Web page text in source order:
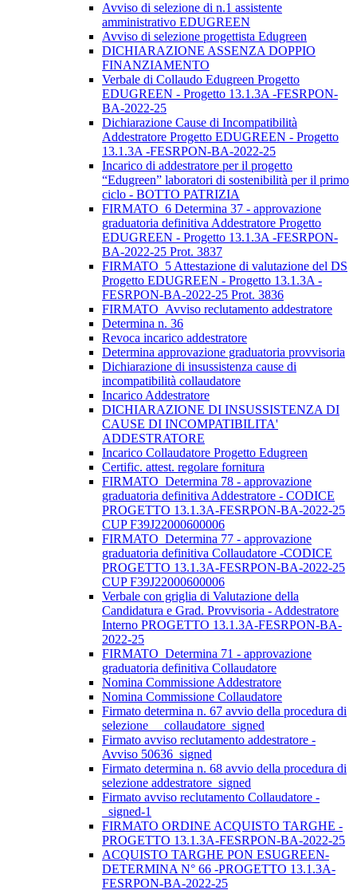
Avviso di selezione di n.1 assistente
amministrativo EDUGREEN
Avviso di selezione progettista Edugreen
DICHIARAZIONE ASSENZA DOPPIO
FINANZIAMENTO
Verbale di Collaudo Edugreen Progetto
EDUGREEN - Progetto 13.1.3A -FESRPON-
BA-2022-25
Dichiarazione Cause di Incompatibilità
Addestratore Progetto EDUGREEN - Progetto
13.1.3A -FESRPON-BA-2022-25
Incarico di addestratore per il progetto
“Edugreen” laboratori di sostenibilità per il primo
ciclo - BOTTO PATRIZIA
FIRMATO_6 Determina 37 - approvazione
graduatoria definitiva Addestratore Progetto
EDUGREEN - Progetto 13.1.3A -FESRPON-
BA-2022-25 Prot. 3837
FIRMATO_5 Attestazione di valutazione del DS
Progetto EDUGREEN - Progetto 13.1.3A -
FESRPON-BA-2022-25 Prot. 3836
FIRMATO_Avviso reclutamento addestratore
Determina n. 36
Revoca incarico addestratore
Determina approvazione graduatoria provvisoria
Dichiarazione di insussistenza cause di
incompatibilità collaudatore
Incarico Addestratore
DICHIARAZIONE DI INSUSSISTENZA DI
CAUSE DI INCOMPATIBILITA'
ADDESTRATORE
Incarico Collaudatore Progetto Edugreen
Certific. attest. regolare fornitura
FIRMATO_Determina 78 - approvazione
graduatoria definitiva Addestratore - CODICE
PROGETTO 13.1.3A-FESRPON-BA-2022-25
CUP F39J22000600006
FIRMATO_Determina 77 - approvazione
graduatoria definitiva Collaudatore -CODICE
PROGETTO 13.1.3A-FESRPON-BA-2022-25
CUP F39J22000600006
Verbale con griglia di Valutazione della
Candidatura e Grad. Provvisoria - Addestratore
Interno PROGETTO 13.1.3A-FESRPON-BA-
2022-25
FIRMATO_Determina 71 - approvazione
graduatoria definitiva Collaudatore
Nomina Commissione Addestratore
Nomina Commissione Collaudatore
Firmato determina n. 67 avvio della procedura di
selezione__ collaudatore_signed
Firmato avviso reclutamento addestratore -
Avviso 50636_signed
Firmato determina n. 68 avvio della procedura di
selezione addestratore_signed
Firmato avviso reclutamento Collaudatore -
_signed-1
FIRMATO ORDINE ACQUISTO TARGHE -
PROGETTO 13.1.3A-FESRPON-BA-2022-25
ACQUISTO TARGHE PON ESUGREEN-
DETERMINA N° 66 -PROGETTO 13.1.3A-
FESRPON-BA-2022-25